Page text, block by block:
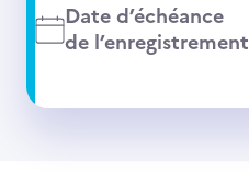
Date d’échéance
de l’enregistrement